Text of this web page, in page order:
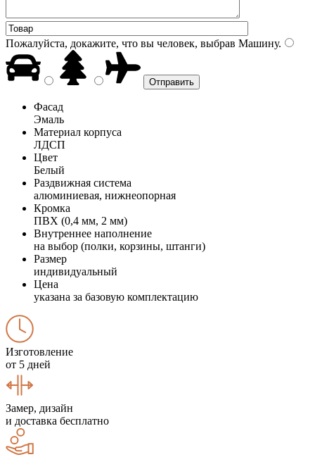
Пожалуйста, докажите, что вы человек, выбрав Машину.
Фасад
Эмаль
Материал корпуса
ЛДСП
Цвет
Белый
Раздвижная система
алюминиевая, нижнеопорная
Кромка
ПВХ (0,4 мм, 2 мм)
Внутреннее наполнение
на выбор (полки, корзины, штанги)
Размер
индивидуальный
Цена
указана за базовую комплектацию
Изготовление
от 5 дней
Замер, дизайн
и доставка бесплатно